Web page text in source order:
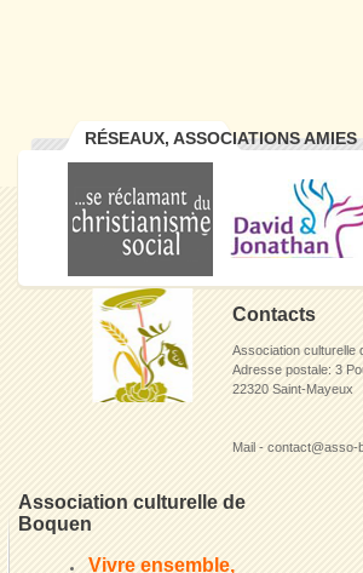
RÉSEAUX, ASSOCIATIONS AMIES
Contacts
Association culturelle
Adresse postale: 3
22320 Saint-Mayeux
Mail - contact@asso-
Association culturelle de
Boquen
Vivre ensemble,